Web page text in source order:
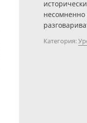
несомненно
Категория: